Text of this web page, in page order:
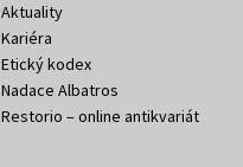
Aktuality
Kariéra
Etický kodex
Nadace Albatros
Restorio – online antikvariát